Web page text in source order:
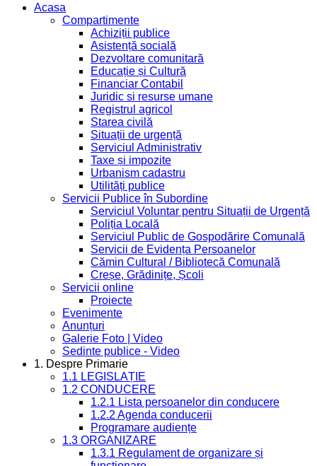
Acasa
Compartimente
Achiziții publice
Asistență socială
Dezvoltare comunitară
Educație și Cultură
Financiar Contabil
Juridic si resurse umane
Registrul agricol
Starea civilă
Situații de urgență
Serviciul Administrativ
Taxe și impozite
Urbanism cadastru
Utilități publice
Servicii Publice în Subordine
Serviciul Voluntar pentru Situații de Urgență
Poliția Locală
Serviciul Public de Gospodărire Comunală
Servicii de Evidența Persoanelor
Cămin Cultural / Bibliotecă Comunală
Creșe, Grădinițe, Școli
Servicii online
Proiecte
Evenimente
Anunțuri
Galerie Foto | Video
Sedinte publice - Video
1. Despre Primarie
1.1 LEGISLAȚIE
1.2 CONDUCERE
1.2.1 Lista persoanelor din conducere
1.2.2 Agenda conducerii
Programare audiențe
1.3 ORGANIZARE
1.3.1 Regulament de organizare și